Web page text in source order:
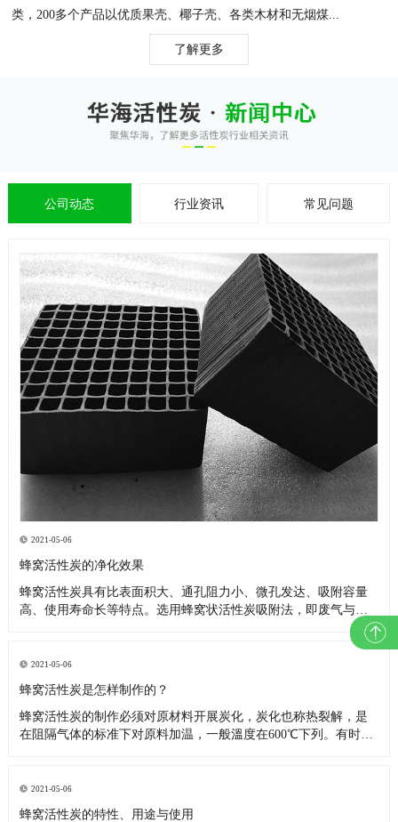
类，200多个产品以优质果壳、椰子壳、各类木材和无烟煤...
了解更多
公司动态 行业资讯 常见问题
2021-05-06
蜂窝活性炭的净化效果
蜂窝活性炭具有比表面积大、通孔阻力小、微孔发达、吸附容量
高、使用寿命长等特点。选用蜂窝状活性炭吸附法，即废气与大
表面积多孔活性炭接触，废气中的污染物被吸附分解，起到净化
作用。采用的环保设备废气处理净化效率高，吸附床体积小，设
备能耗低，可降低制造成本和运行成本，净化后的气体完全符合
环保排放要求。
2021-05-06
蜂窝活性炭是怎样制作的？
蜂窝活性炭的制作必须对原材料开展炭化，炭化也称热裂解，是
在阻隔气体的标准下对原料加温，一般溫度在600℃下列。有时候
残片，并再次融合成平稳的构造。这种残片可能是由一些微结晶
构成。微结晶
2021-05-06
蜂窝活性炭的特性、用途与使用